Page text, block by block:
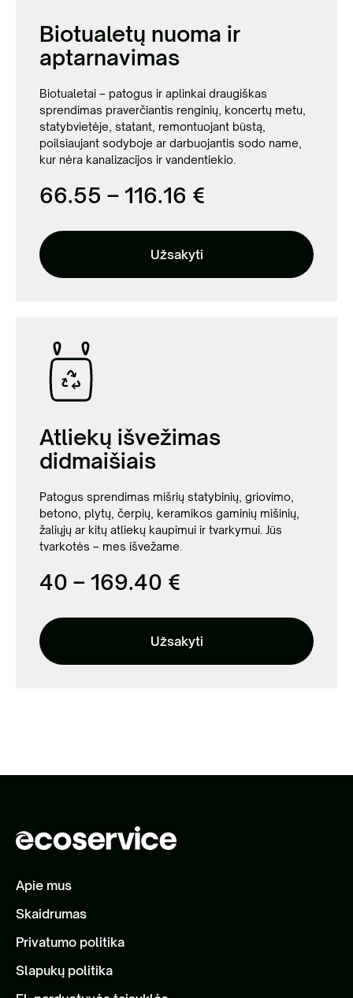
Biotualetų nuoma ir
aptarnavimas
Biotualetai – patogus ir aplinkai draugiškas
sprendimas praverčiantis renginių, koncertų metu,
statybvietėje, statant, remontuojant būstą,
poilsiaujant sodyboje ar darbuojantis sodo name,
kur nėra kanalizacijos ir vandentiekio.
66.55 – 116.16 €
Užsakyti
Atliekų išvežimas
didmaišiais
Patogus sprendimas mišrių statybinių, griovimo,
betono, plytų, čerpių, keramikos gaminių mišinių,
žaliųjų ar kitų atliekų kaupimui ir tvarkymui. Jūs
tvarkotės – mes išvežame.
40 – 169.40 €
Užsakyti
Apie mus
Skaidrumas
Privatumo politika
Slapukų politika